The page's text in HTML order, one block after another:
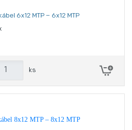
6x12 MTP – 6x12 MTP
ks